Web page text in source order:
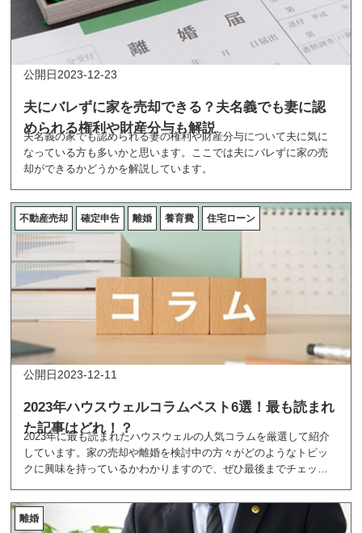
夫にバレずに家を売却できる？夫名義でも妻に認
められる権利や財産分与も解説
2023-12-23
夫名義の家でも認められる妻の権利や財産分与について夫に気に
なっている方も多いかと思います。ここでは夫にバレずに家の売
却ができるかどうかを解説しています。
不動産売却 確定申告 離婚 養育費 住宅ローン
2023年ハウスウェルコラムベスト6選！最も読まれ
た記事はどれ！？
2023-12-11
2023年に最も読まれたハウスウェルの人気コラムを厳選して紹介
しています。家の売却や離婚を検討中の方々がどのようなトピッ
クに興味を持っているかわかりますので、ぜひ最後までチェック
離婚